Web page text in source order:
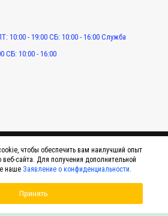
10:00 - 19:00 СБ: 10:00 - 16:00 Служба
СБ: 10:00 - 16:00
оригинальных аксессуаров к наручным часам
чтобы обеспечить вам наилучший опыт
веб-сайта. Для получения дополнительной
наше Заявление о конфиденциальности.
Принять